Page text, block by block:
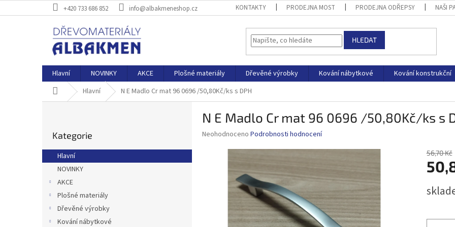
na
+420 733 686 852 info@albakmeneshop.cz KONTAKTY PRODEJNA MOST PRODEJNA ODŘEPSY NAŠI
HLEDAT
Hlavní NOVINKY AKCE Plošné materiály Dřevěné výrobky Kování nábytkové Kování konstrukční
Domů Hlavní N E Madlo Cr mat 96 0696 /50,80Kč/ks s DPH
r
a
kategorie
Kategorie
Hlavní
NOVINKY
AKCE
Plošné materiály
Dřevěné výrobky
Kování nábytkové
N E Madlo Cr mat 96 0696 /50,80Kč/ks s
Průměrné
Neohodnoceno Podrobnosti hodnocení
56,70 Kč
cena: